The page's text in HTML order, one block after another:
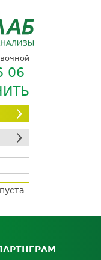
06